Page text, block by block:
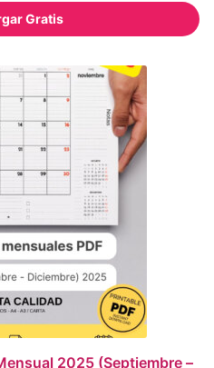
Gratis
2025 (Septiembre –